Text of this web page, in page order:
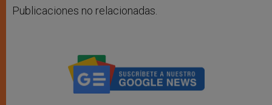
Publicaciones no relacionadas.